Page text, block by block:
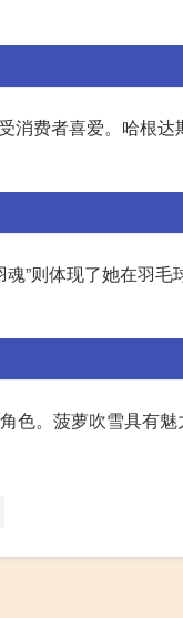
消费者喜爱。哈根
”则体现了她在羽毛
色。菠萝吹雪具有